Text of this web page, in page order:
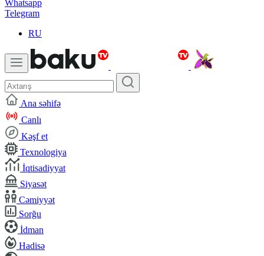
Whatsapp
Telegram
RU
Ana səhifə
Canlı
Kəşf et
Texnologiya
İqtisadiyyat
Siyasət
Cəmiyyət
Sorğu
İdman
Hadisə